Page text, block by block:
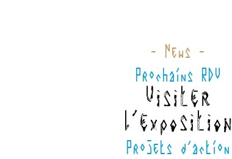
- News -
Prochains RDV
Visiter
l'exposition
Projets d'action